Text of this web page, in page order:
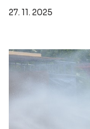
27. 11. 2025